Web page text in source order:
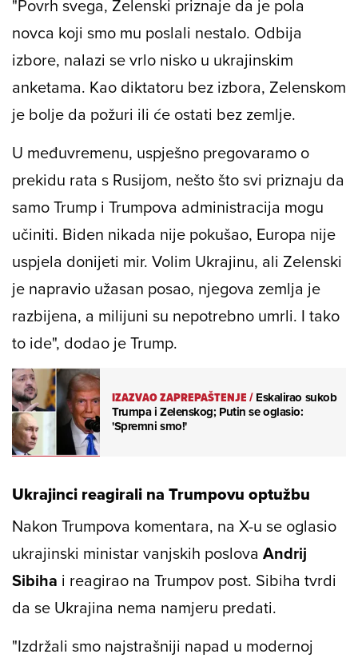
"Povrh svega, Zelenski priznaje da je pola
novca koji smo mu poslali nestalo. Odbija
izbore, nalazi se vrlo nisko u ukrajinskim
anketama. Kao diktatoru bez izbora, Zelenskom
je bolje da požuri ili će ostati bez zemlje.
U međuvremenu, uspješno pregovaramo o
prekidu rata s Rusijom, nešto što svi priznaju da
samo Trump i Trumpova administracija mogu
učiniti. Biden nikada nije pokušao, Europa nije
uspjela donijeti mir. Volim Ukrajinu, ali Zelenski
je napravio užasan posao, njegova zemlja je
razbijena, a milijuni su nepotrebno umrli. I tako
to ide", dodao je Trump.
IZAZVAO ZAPREPAŠTENJE/Eskalirao sukob
Trumpa i Zelenskog; Putin se oglasio:
'Spremni smo!'
Ukrajinci reagirali na Trumpovu optužbu
Nakon Trumpova komentara, na X-u se oglasio
ukrajinski ministar vanjskih poslova Andrij
Sibiha i reagirao na Trumpov post. Sibiha tvrdi
da se Ukrajina nema namjeru predati.
"Izdržali smo najstrašniji napad u modernoj